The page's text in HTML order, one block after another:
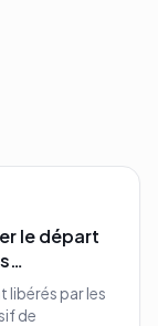
le départ
par les
de